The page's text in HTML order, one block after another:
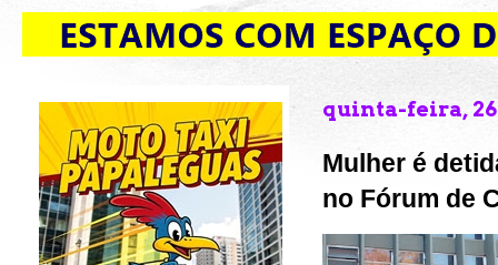
quinta-feira,
Mulher é
no Fórum de